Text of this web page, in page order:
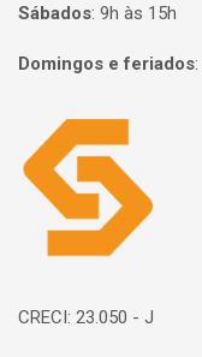
Sábados: 9h às 15h
Domingos e feriados:
Página inicial
CRECI: 23.050 - J